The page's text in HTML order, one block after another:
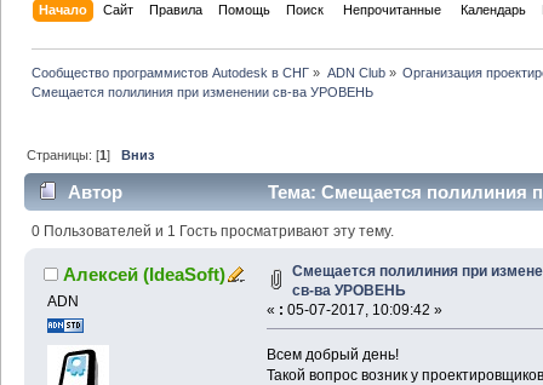
Начало Сайт Правила Помощь Поиск Непрочитанные Календарь
Сообщество программистов Autodesk в СНГ » ADN Club» Организация
Смещается полилиния при изменении св-ва УРОВЕНЬ
Страницы: [1]Вниз
Автор
Тема: Смещается полилиния
(Прочитано 24577 раз)
0 Пользователей и 1 Гость просматривают эту тему.
Алексей (IdeaSoft)
ADN
Смещается полилиния при
св-ва УРОВЕНЬ
« : 05-07-2017, 10:09:42 »
Всем добрый день!
Такой вопрос возник у